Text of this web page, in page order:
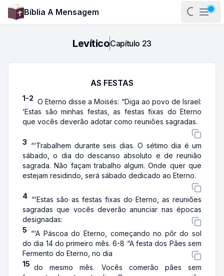
Bíblia A Mensagem
Abrir
LevíticoCapítulo 23
AS FESTAS
1-2 O Eterno disse a Moisés: “Diga ao povo de Israel:
‘Estas são minhas festas, as festas fixas do Eterno
que vocês deverão adotar como reuniões sagradas.
3 “‘Trabalhem durante seis dias. O sétimo dia é um
sábado, o dia do descanso absoluto e de reunião
sagrada. Não façam trabalho algum. Onde quer que
estejam residindo, será sábado dedicado ao Eterno.
4 “‘Estas são as festas fixas do Eterno, as reuniões
sagradas que vocês deverão anunciar nas épocas
designadas:
5 “‘A Páscoa do Eterno, começando no pôr do sol
do dia 14 do primeiro mês. 6-8 “A festa dos Pães sem
Fermento do Eterno, no dia
15 do mesmo mês. Vocês comerão pães sem